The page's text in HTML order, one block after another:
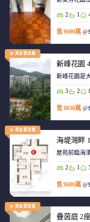
2 1
售 $600萬
黃金置頂盤
新峰花園
新峰花園是
3 2
售 $830萬
黃金置頂盤
海堤灣畔
屋苑前臨海
2 1
售 $680萬
黃金置頂盤
疊茵庭 2